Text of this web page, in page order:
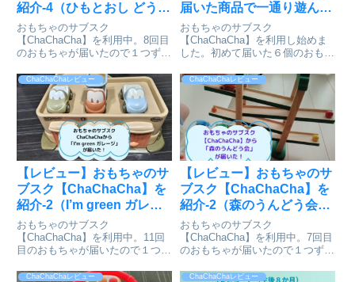
紹介-4（ひもとおし どうぶ
つのパレード）（1歳11ヶ
月）
おもちゃのサブスク
【ChaChaCha】を利用中。8回目
のおもちゃが届いたので１つずつ
「ひもとおし どうぶつのパレー
ド」です。
届いた商品で一通り遊んで
みた（生後9か月）
おもちゃのサブスク
【ChaChaCha】を利用し始めま
した。初めて届いた６個のおもち
てご紹介します。
ChaChaChaレビュー
【レビュー】おもちゃのサ
ブスク【ChaChaCha】を
紹介-2（I’m green ガレー
ジ）（2歳5ヶ月）
おもちゃのサブスク
【ChaChaCha】を利用中。11回
目のおもちゃが届いたので１つず
「I'm green ガレージ」です。
ChaChaChaレビュー
【レビュー】おもちゃのサ
ブスク【ChaChaCha】を
紹介-2（森のうんどう会）
（1歳9ヶ月）
おもちゃのサブスク
【ChaChaCha】を利用中。7回目
のおもちゃが届いたので１つずつ
「森のうんどう会」です。
ChaChaChaレビュー ChaChaChaレビュー